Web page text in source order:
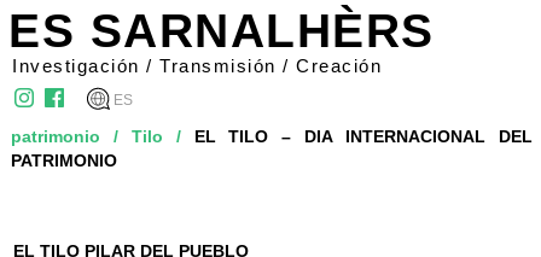
g
g
e
n
ES SARNALHÈRS
Investigación / Transmisión / Creación
ES
patrimonio / Tilo / EL TILO – DIA INTERNACIONAL DEL
PATRIMONIO
EL TILO PILAR DEL PUEBLO